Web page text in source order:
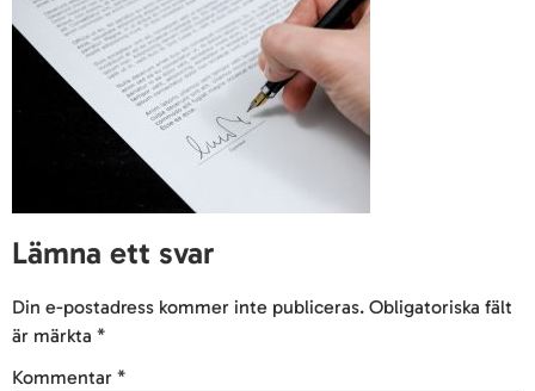
Lämna ett svar
Din e-postadress kommer inte publiceras. Obligatoriska fält
är märkta *
Kommentar *